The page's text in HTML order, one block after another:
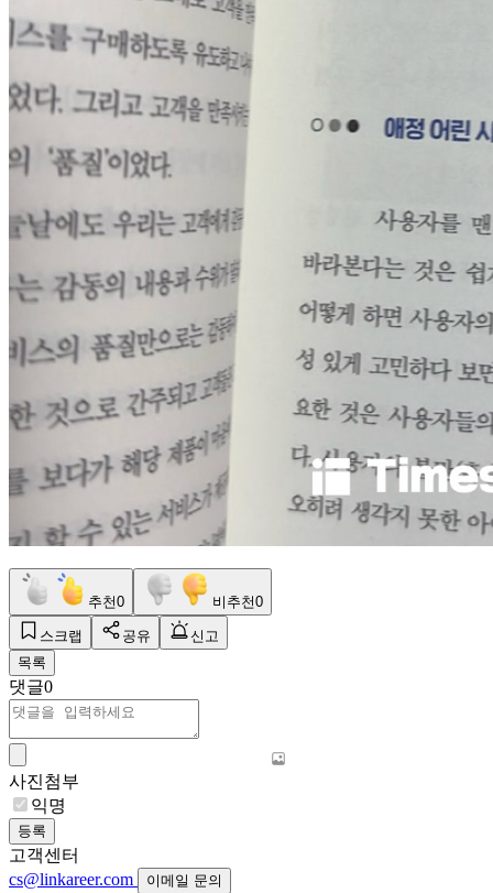
추천0 비추천0
스크랩 공유
신고
목록
댓글0
사진첨부
익명
등록
고객센터
cs@linkareer.com
이메일 문의